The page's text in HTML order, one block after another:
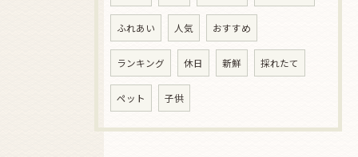
ふれあい 人気 おすすめ
ランキング 休日 新鮮 採れたて
ペット 子供